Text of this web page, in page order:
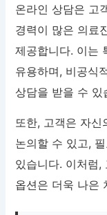
온라인 상담은 고
경력이 많은 의료
제공합니다. 이는
유용하며, 비공식
상담을 받을 수 있
또한, 고객은 자
논의할 수 있고,
있습니다. 이처럼,
옵션은 더욱 나은